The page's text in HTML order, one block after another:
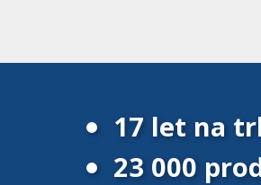
17 let na
23 000